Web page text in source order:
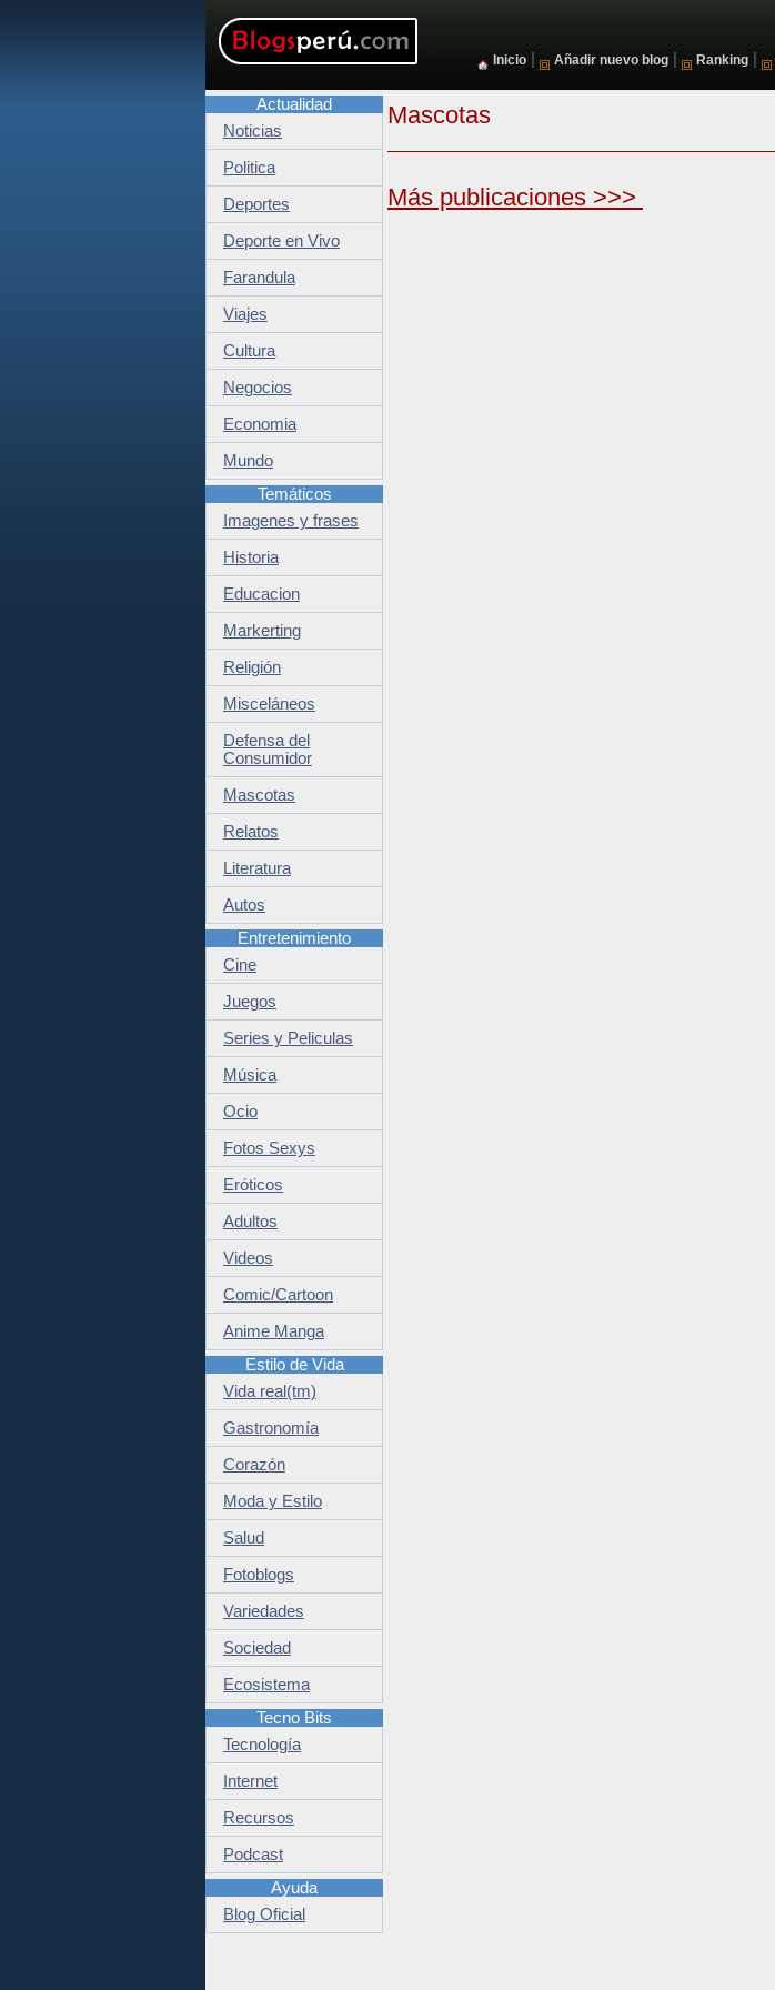
Inicio Añadir nuevo blog Ranking
Mascotas
Más publicaciones >>>
Actualidad
Noticias
Politica
Deportes
Deporte en Vivo
Farandula
Viajes
Cultura
Negocios
Economia
Mundo
Temáticos
Imagenes y frases
Historia
Educacion
Markerting
Religión
Misceláneos
Defensa del
Consumidor
Mascotas
Relatos
Literatura
Autos
Entretenimiento
Cine
Juegos
Series y Peliculas
Música
Ocio
Fotos Sexys
Eróticos
Adultos
Videos
Comic/Cartoon
Anime Manga
Estilo de Vida
Vida real(tm)
Gastronomía
Corazón
Moda y Estilo
Salud
Fotoblogs
Variedades
Sociedad
Ecosistema
Tecno Bits
Tecnología
Internet
Recursos
Podcast
Ayuda
Blog Oficial